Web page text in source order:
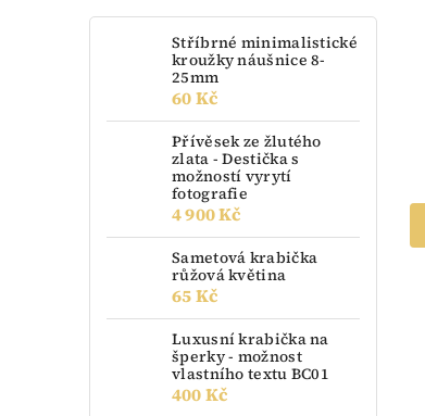
Stříbrné minimalistické
kroužky náušnice 8-
25mm
60 Kč
Přívěsek ze žlutého
zlata - Destička s
možností vyrytí
fotografie
4 900 Kč
Sametová krabička
růžová květina
65 Kč
Luxusní krabička na
šperky - možnost
vlastního textu BC01
400 Kč